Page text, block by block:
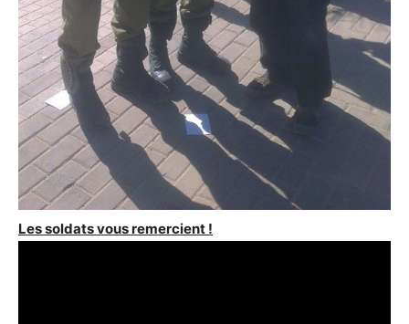
Les soldats vous remercient !